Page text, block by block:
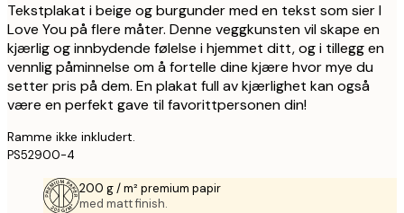
Tekstplakat i beige og burgunder med en tekst som sier I
Love You på flere måter. Denne veggkunsten vil skape en
kjærlig og innbydende følelse i hjemmet ditt, og i tillegg en
vennlig påminnelse om å fortelle dine kjære hvor mye du
setter pris på dem. En plakat full av kjærlighet kan også
være en perfekt gave til favorittpersonen din!
Ramme ikke inkludert.
PS52900-4
200 g / m² premium papir
med matt finish.